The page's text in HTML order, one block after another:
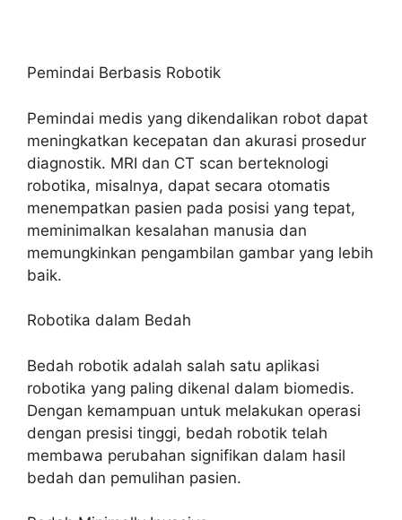
Pemindai Berbasis Robotik
Pemindai medis yang dikendalikan robot dapat
meningkatkan kecepatan dan akurasi prosedur
diagnostik. MRI dan CT scan berteknologi
robotika, misalnya, dapat secara otomatis
menempatkan pasien pada posisi yang tepat,
meminimalkan kesalahan manusia dan
memungkinkan pengambilan gambar yang lebih
baik.
Robotika dalam Bedah
Bedah robotik adalah salah satu aplikasi
robotika yang paling dikenal dalam biomedis.
Dengan kemampuan untuk melakukan operasi
dengan presisi tinggi, bedah robotik telah
membawa perubahan signifikan dalam hasil
bedah dan pemulihan pasien.